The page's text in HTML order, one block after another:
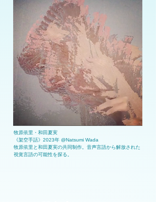
牧原依里・和田夏実
《架空手話》2023年 @Natsumi Wada
牧原依里と和田夏実の共同制作。音声言語から解放された
視覚言語の可能性を探る。